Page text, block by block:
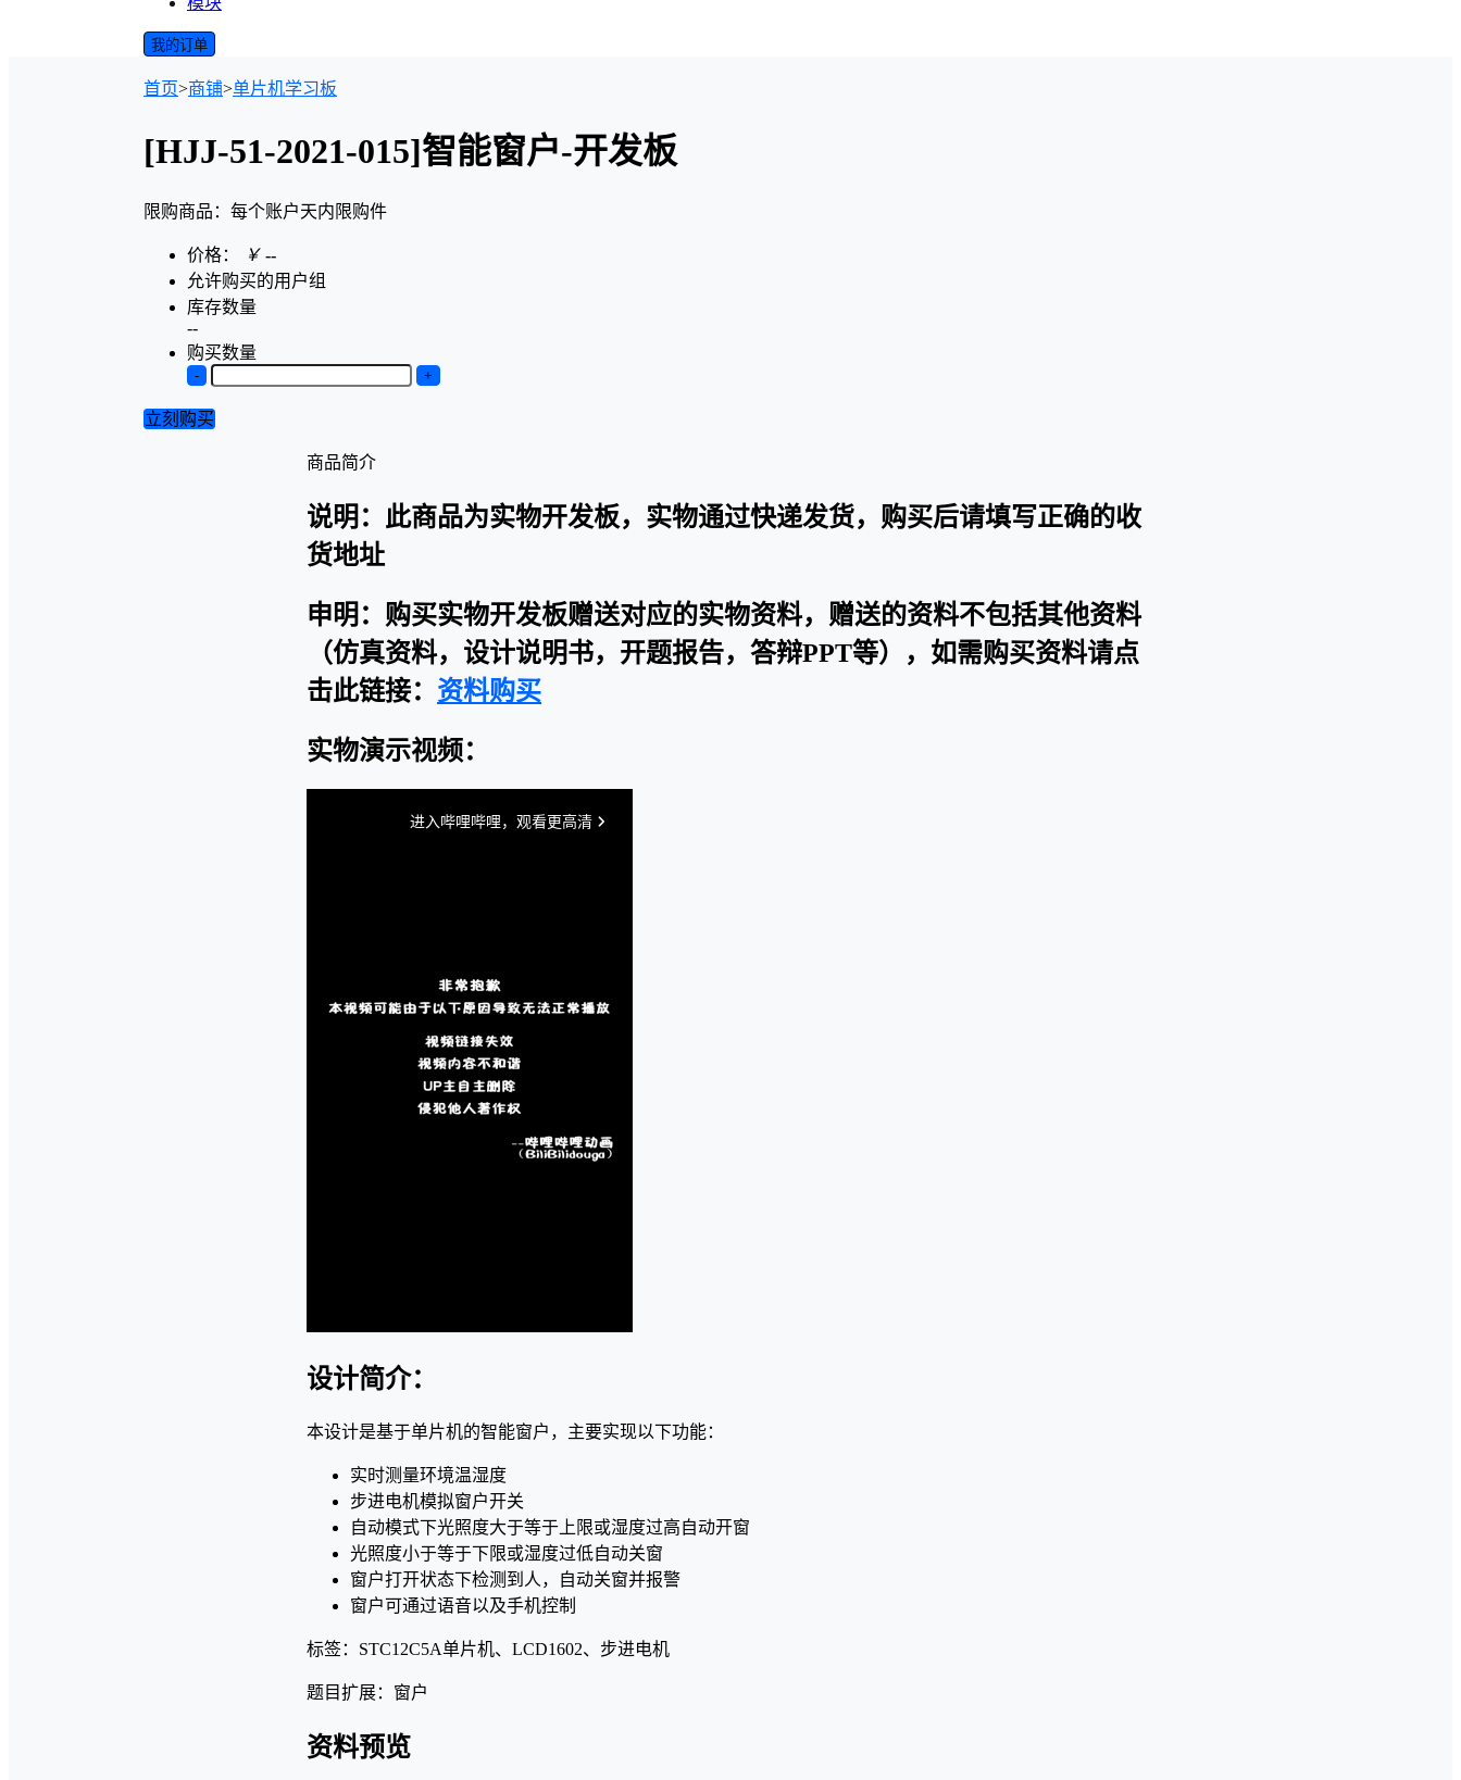
我的订单
首页>商铺>单片机学习板
[HJJ-51-2021-015]智能窗户-开发板
限购商品：每个账户天内 限购件
价格： ￥ --
允许购买的用户组
库存数量
--
购买数量
- +
立刻购买
商品简介
说明：此商品为实物开发板，实物通过快递发货，购买后请填写正确的收
货地址
申明：购买实物开发板赠送对应的实物资料，赠送的资料不包括其他资料
（仿真资料，设计说明书，开题报告，答辩PPT等），如需购买资料请点
击此链接： 资料购买
实物演示视频：
设计简介：
本设计是基于单片机的智能窗户，主要实现以下功能：
实时测量环境温湿度
步进电机模拟窗户开关
自动模式下光照度大于等于上限或湿度过高自动开窗
光照度小于等于下限或湿度过低自动关窗
窗户打开状态下检测到人，自动关窗并报警
窗户可通过语音以及手机控制
标签：STC12C5A单片机、LCD1602、步进电机
题目扩展：窗户
资料预览